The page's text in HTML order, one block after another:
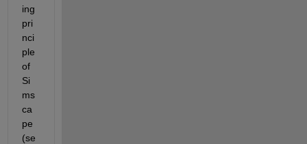
ing
pri
nci
ple
of
Si
ms
ca
pe
(se